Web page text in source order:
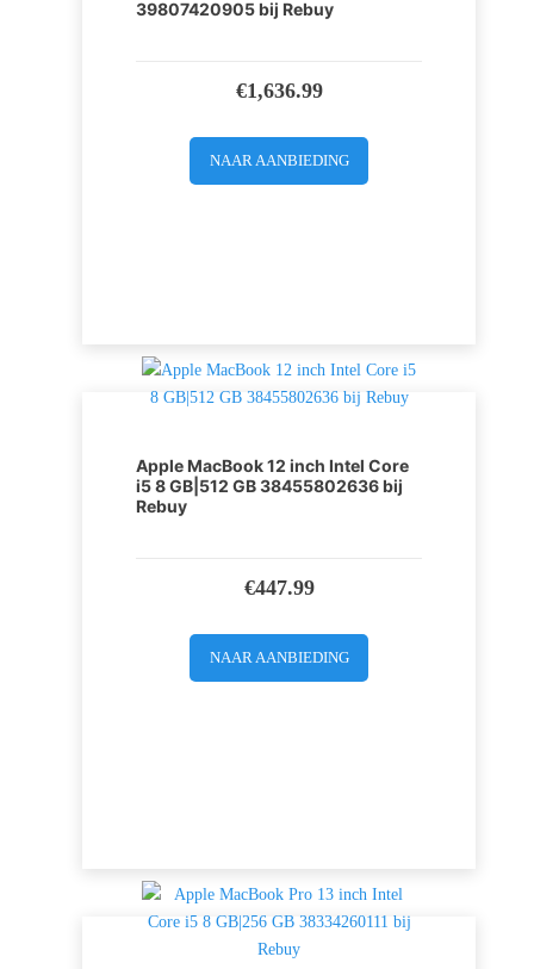
39807420905 bij Rebuy
€1,636.99
NAAR AANBIEDING
Apple MacBook 12 inch Intel Core
i5 8 GB|512 GB 38455802636 bij
Rebuy
€447.99
NAAR AANBIEDING